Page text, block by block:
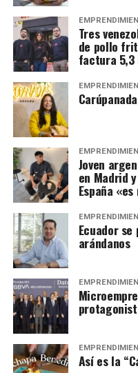
Tres
de pollo
factura 5,3
Joven
en Madrid
España
Ecuador
arándanos
Así es la